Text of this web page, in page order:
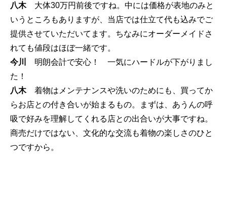
八木大体30万円前後ですね。中には価格が表地のみと
いうところもありますが、当店では仕立て代も込みでご
提供させていただいてます。ちなみにオーダーメイドさ
れても値段はほぼ一緒です。
今川
明朗会計で安心！ 一気にハードルが下がりまし
た！
八木着物はメンテナンスや洗いのためにも、買ってか
らお店との付き合いが始まるもの。まずは、あうんの呼
吸で好みを理解してくれる店との出合いが大事ですね。
商売だけではない、文化的な交流も着物の楽しさのひと
つですから。